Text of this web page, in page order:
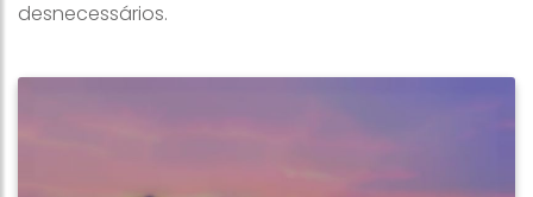
desnecessários.